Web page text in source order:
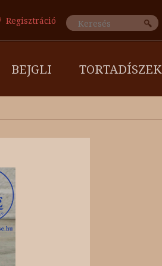
Regisztráció
BEJGLI TORTADÍSZEK